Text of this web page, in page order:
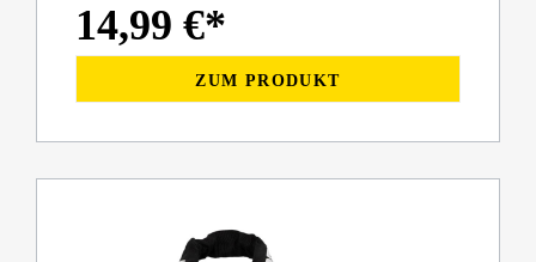
14,99 €*
ZUM PRODUKT